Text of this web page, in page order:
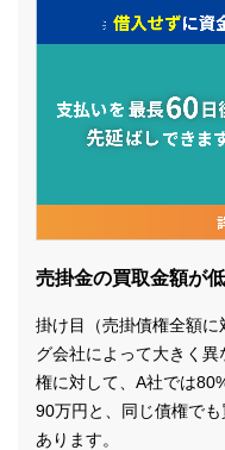
売掛金の買取金額が
掛け目（売掛債権全額
グ会社によって大きく
権に対して、A社では
90万円と、同じ債権で
あります。